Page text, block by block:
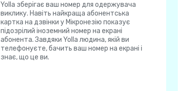
Yolla зберігає ваш номер для одержувача
виклику. Навіть найкраща абонентська
картка на дзвінки у Мікронезію показує
підозрілий іноземний номер на екрані
абонента. Завдяки Yolla людина, якій ви
телефонуєте, бачить ваш номер на екрані і
знає, що це ви.